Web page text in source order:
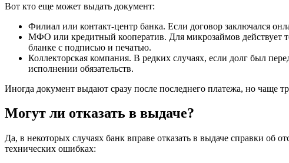
Вот кто еще может выдать документ:
Филиал или контакт-центр банка. Если договор заключался
МФО или кредитный кооператив. Для микрозаймов действует
бланке с подписью и печатью.
Коллекторская компания. В редких случаях, если долг был
исполнении обязательств.
Иногда документ выдают сразу после последнего платежа, но чаще
Могут ли отказать в выдаче?
Да, в некоторых случаях банк вправе отказать в выдаче справки об
технических ошибках: